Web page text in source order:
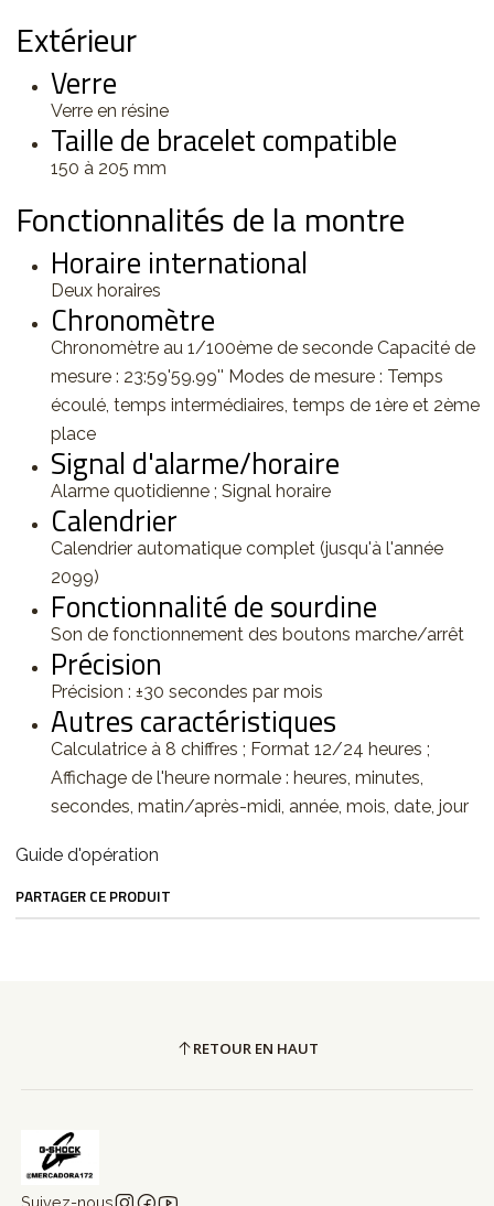
Extérieur
Verre
Verre en résine
Taille de bracelet compatible
150 à 205 mm
Fonctionnalités de la montre
Horaire international
Deux horaires
Chronomètre
Chronomètre au 1/100ème de seconde Capacité de
mesure : 23:59'59.99'' Modes de mesure : Temps
écoulé, temps intermédiaires, temps de 1ère et 2ème
place
Signal d'alarme/horaire
Alarme quotidienne ; Signal horaire
Calendrier
Calendrier automatique complet (jusqu'à l'année
2099)
Fonctionnalité de sourdine
Son de fonctionnement des boutons marche/arrêt
Précision
Précision : ±30 secondes par mois
Autres caractéristiques
Calculatrice à 8 chiffres ; Format 12/24 heures ;
Affichage de l'heure normale : heures, minutes,
secondes, matin/après-midi, année, mois, date, jour
Guide d'opération
PARTAGER CE PRODUIT
RETOUR EN HAUT